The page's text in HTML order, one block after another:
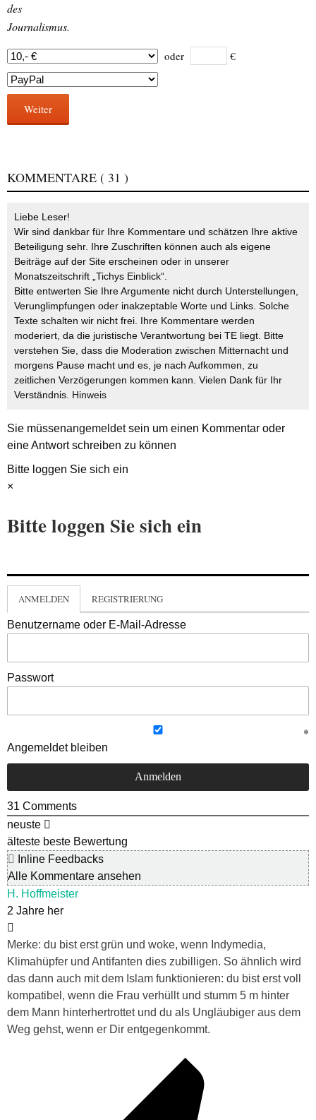
des
Journalismus.
oder €
Weiter
KOMMENTARE ( 31 )
Liebe Leser!
Wir sind dankbar für Ihre Kommentare und schätzen Ihre aktive
Beteiligung sehr. Ihre Zuschriften können auch als eigene
Beiträge auf der Site erscheinen oder in unserer
Monatszeitschrift „Tichys Einblick“.
Bitte entwerten Sie Ihre Argumente nicht durch Unterstellungen,
Verunglimpfungen oder inakzeptable Worte und Links. Solche
Texte schalten wir nicht frei. Ihre Kommentare werden
moderiert, da die juristische Verantwortung bei TE liegt. Bitte
verstehen Sie, dass die Moderation zwischen Mitternacht und
morgens Pause macht und es, je nach Aufkommen, zu
zeitlichen Verzögerungen kommen kann. Vielen Dank für Ihr
Verständnis. Hinweis
Sie müssenangemeldetsein um einen Kommentar oder
eine Antwort schreiben zu können
Bitte loggen Sie sich ein
×
Bitte loggen Sie sich ein
ANMELDEN REGISTRIERUNG
Benutzername oder E-Mail-Adresse
Passwort
Angemeldet bleiben
31 Comments
neuste
älteste beste Bewertung
Inline Feedbacks
Alle Kommentare ansehen
H. Hoffmeister
2 Jahre her
Merke: du bist erst grün und woke, wenn Indymedia,
Klimahüpfer und Antifanten dies zubilligen. So ähnlich wird
das dann auch mit dem Islam funktionieren: du bist erst voll
kompatibel, wenn die Frau verhüllt und stumm 5 m hinter
dem Mann hinterhertrottet und du als Ungläubiger aus dem
Weg gehst, wenn er Dir entgegenkommt.